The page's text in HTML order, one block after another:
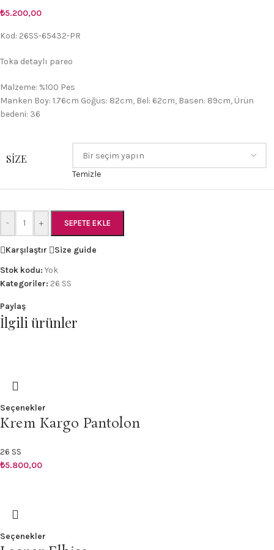
₺5.200,00
Kod: 26SS-65432-PR
Toka detaylı pareo
Malzeme: %100 Pes
Manken Boy: 1.76cm Göğüs: 82cm, Bel: 62cm, Basen: 89cm, Ürün
bedeni: 36
SIZE
Temizle
- + SEPETE EKLE
Karşılaştır
Size guide
Stok kodu: Yok
Kategoriler: 26 SS
Paylaş
İlgili ürünler
Seçenekler
Krem Kargo Pantolon
26 SS
₺5.800,00
Seçenekler